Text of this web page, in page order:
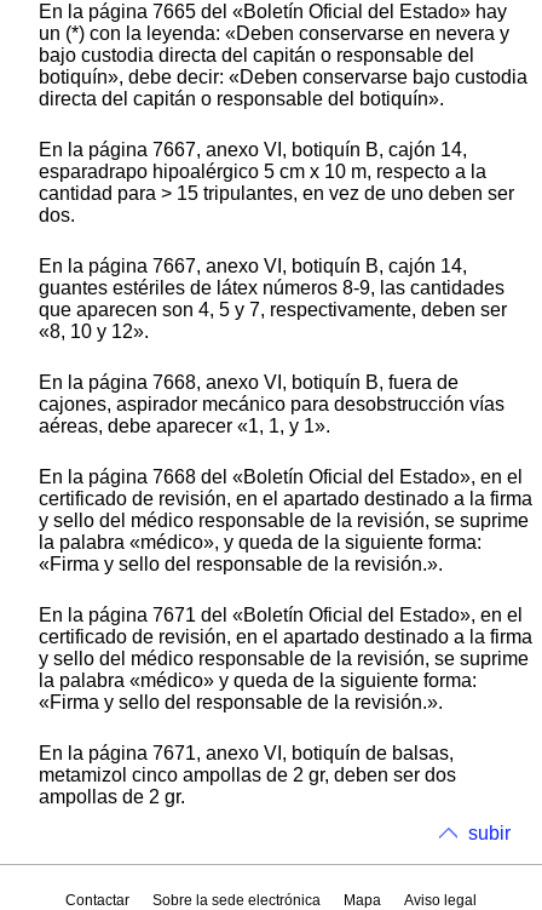
En la página 7665 del «Boletín Oficial del Estado» hay
un (*) con la leyenda: «Deben conservarse en nevera y
bajo custodia directa del capitán o responsable del
botiquín», debe decir: «Deben conservarse bajo custodia
directa del capitán o responsable del botiquín».
En la página 7667, anexo VI, botiquín B, cajón 14,
esparadrapo hipoalérgico 5 cm x 10 m, respecto a la
cantidad para > 15 tripulantes, en vez de uno deben ser
dos.
En la página 7667, anexo VI, botiquín B, cajón 14,
guantes estériles de látex números 8-9, las cantidades
que aparecen son 4, 5 y 7, respectivamente, deben ser
«8, 10 y 12».
En la página 7668, anexo VI, botiquín B, fuera de
cajones, aspirador mecánico para desobstrucción vías
aéreas, debe aparecer «1, 1, y 1».
En la página 7668 del «Boletín Oficial del Estado», en el
certificado de revisión, en el apartado destinado a la firma
y sello del médico responsable de la revisión, se suprime
la palabra «médico», y queda de la siguiente forma:
«Firma y sello del responsable de la revisión.».
En la página 7671 del «Boletín Oficial del Estado», en el
certificado de revisión, en el apartado destinado a la firma
y sello del médico responsable de la revisión, se suprime
la palabra «médico» y queda de la siguiente forma:
«Firma y sello del responsable de la revisión.».
En la página 7671, anexo VI, botiquín de balsas,
metamizol cinco ampollas de 2 gr, deben ser dos
ampollas de 2 gr.
subir
Contactar Sobre la sede electrónica Mapa
Aviso legal